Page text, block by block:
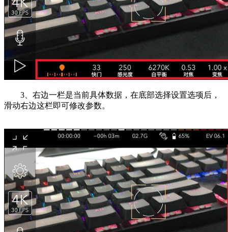
3、右边一栏是当前具体数据，在底部选择设置选项后，
滑动右边这栏即可修改参数。